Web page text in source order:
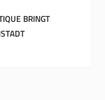
BRINGT